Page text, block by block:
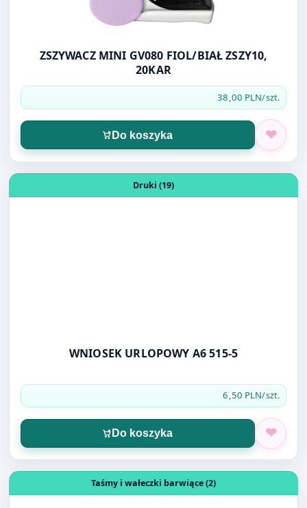
ZSZYWACZ MINI GV080 FIOL/BIAŁ ZSZY10,
20KAR
38,00 PLN/szt.
Do koszyka
Otwórz produkt: WNIOSEK URLOPOWY A6 515-5
Druki (19)
6,50 PLN
Do koszyka
Otwórz produkt: TAŚMA EPSON LX 300 350 ORYG.
Taśmy i wałeczki barwiące (2)